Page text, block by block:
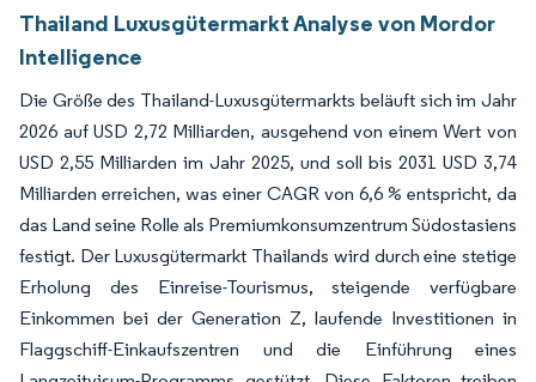
Thailand Luxusgütermarkt Analyse von Mordor
Intelligence
Die Größe des Thailand-Luxusgütermarkts beläuft sich im Jahr
2026 auf USD 2,72 Milliarden, ausgehend von einem Wert von
USD 2,55 Milliarden im Jahr 2025, und soll bis 2031 USD 3,74
Milliarden erreichen, was einer CAGR von 6,6 % entspricht, da
das Land seine Rolle als Premiumkonsumzentrum Südostasiens
festigt. Der Luxusgütermarkt Thailands wird durch eine stetige
Erholung des Einreise-Tourismus, steigende verfügbare
Einkommen bei der Generation Z, laufende Investitionen in
Flaggschiff-Einkaufszentren und die Einführung eines